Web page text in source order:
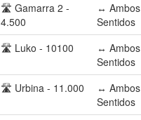
🛣️ Gamarra 2 -
4.500
↔️ Ambos
Sentidos
🛣️ Luko - 10100
↔️ Ambos
Sentidos
🛣️ Urbina - 11.000
↔️ Ambos
Sentidos